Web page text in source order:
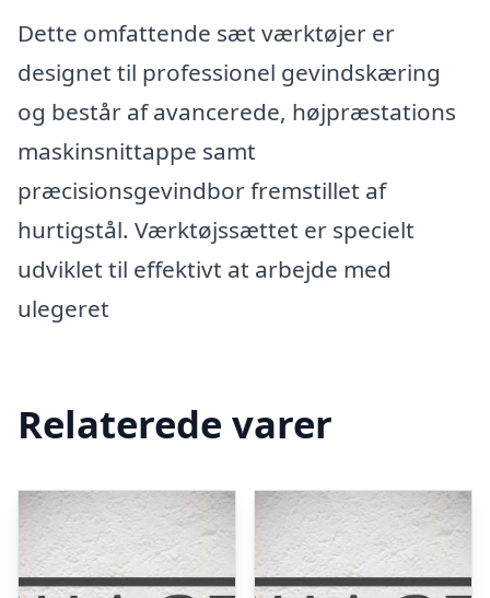
Dette omfattende sæt værktøjer er
designet til professionel gevindskæring
og består af avancerede, højpræstations
maskinsnittappe samt
præcisionsgevindbor fremstillet af
hurtigstål. Værktøjssættet er specielt
udviklet til effektivt at arbejde med
ulegeret
Relaterede varer